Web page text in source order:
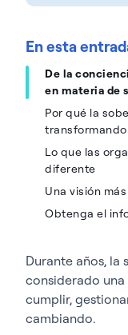
En esta
De la
en materia de
Por qué la
Lo que las
diferente
Una visión
Obtenga el
Durante años, la
considerado
cumplir,
cambiando.